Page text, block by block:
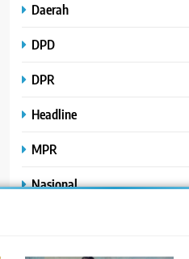
Daerah
DPD
DPR
Headline
MPR
Nasional
Polhukam